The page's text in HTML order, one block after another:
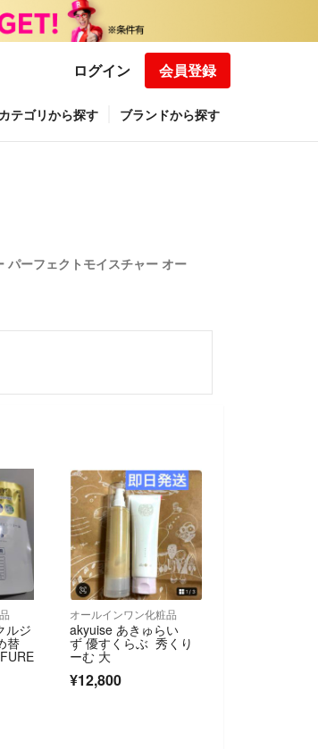
ログイン 会員登録
カテゴリから探す ブランドから探す
パーフェクトモイスチャー オー
ルジ
替
オールインワン化粧品
akyuise あきゅらい
ず 優すくらぶ 秀くり
ーむ 大
¥12,800